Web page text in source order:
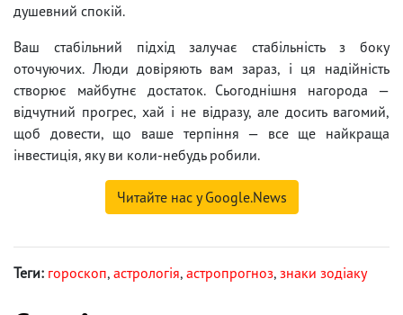
душевний спокій.
Ваш стабільний підхід залучає стабільність з боку
оточуючих. Люди довіряють вам зараз, і ця надійність
створює майбутнє достаток. Сьогоднішня нагорода —
відчутний прогрес, хай і не відразу, але досить вагомий,
щоб довести, що ваше терпіння — все ще найкраща
інвестиція, яку ви коли-небудь робили.
Читайте нас у Google.News
Теги: гороскоп, астрологія, астропрогноз, знаки зодіаку